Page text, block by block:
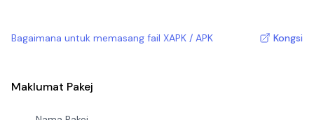
Bagaimana untuk memasang fail XAPK / APK Kongsi
Maklumat Pakej